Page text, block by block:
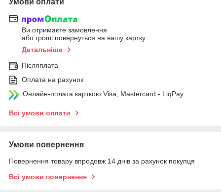
Ви отримаєте замовлення
або гроші повернуться на вашу картку
Детальніше
Післяплата
Оплата на рахунок
Онлайн-оплата карткою Visa, Mastercard - LiqPay
Всі умови оплати
Умови повернення
Повернення товару впродовж 14 днів за рахунок покупця
Всі умови повернення